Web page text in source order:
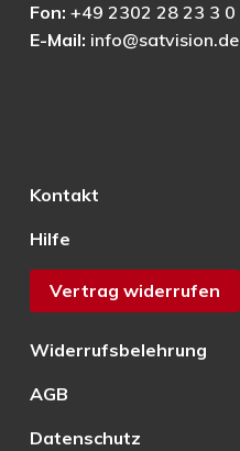
Fon: +49 2302 28 23 3 0
E-Mail: info@satvision.de
Kontakt
Hilfe
Vertrag widerrufen
Widerrufsbelehrung
AGB
Datenschutz